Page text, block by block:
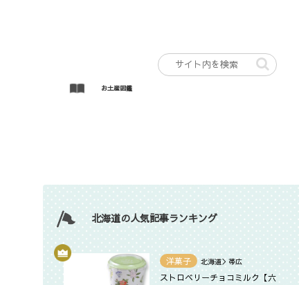
お土産図鑑
北海道の人気記事ランキング
洋菓子 北海道＞帯広
ストロベリーチョコミルク【六